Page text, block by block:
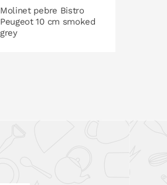
Molinet pebre Bistro
Peugeot 10 cm smoked
grey